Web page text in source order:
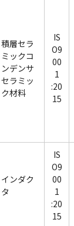
積層セラ
ミックコ
ンデンサ
セラミッ
ク材料
IS
O9
00
1
:20
15
インダク
タ
IS
O9
00
1
:20
15